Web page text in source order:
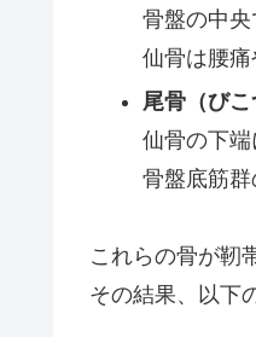
骨盤の中
仙骨は腰
尾骨（びこ
仙骨の下
骨盤底筋
これらの骨が靭
その結果、以下